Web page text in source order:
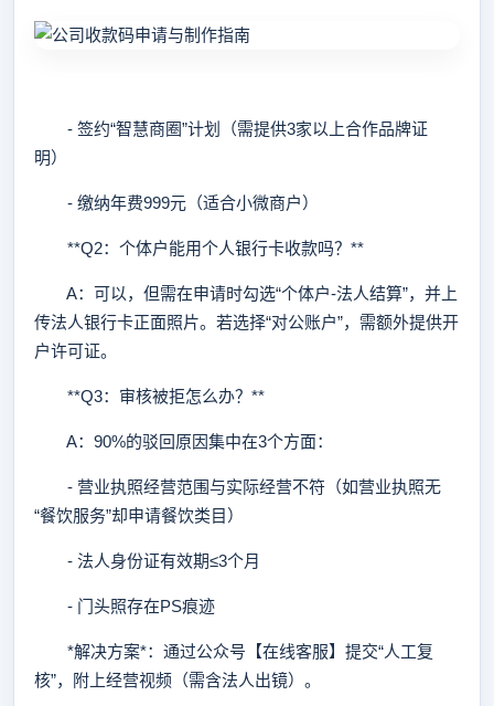
- 签约“智慧商圈”计划（需提供3家以上合作品牌证
明）
- 缴纳年费999元（适合小微商户）
**Q2：个体户能用个人银行卡收款吗？**
A：可以，但需在申请时勾选“个体户-法人结算”，并上
传法人银行卡正面照片。若选择“对公账户”，需额外提供开
户许可证。
**Q3：审核被拒怎么办？**
A：90%的驳回原因集中在3个方面：
- 营业执照经营范围与实际经营不符（如营业执照无
“餐饮服务”却申请餐饮类目）
- 法人身份证有效期≤3个月
- 门头照存在PS痕迹
*解决方案*：通过公众号【在线客服】提交“人工复
核”，附上经营视频（需含法人出镜）。